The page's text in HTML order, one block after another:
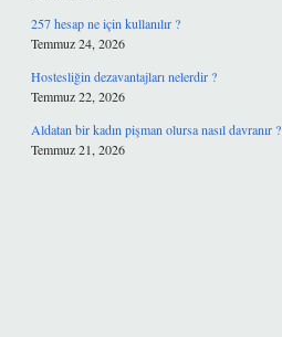
257 hesap ne için kullanılır ?
Temmuz 24, 2026
Hostesliğin dezavantajları nelerdir ?
Temmuz 22, 2026
Aldatan bir kadın pişman olursa nasıl davranır ?
Temmuz 21, 2026